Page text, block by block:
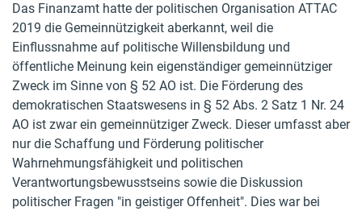
Das Finanzamt hatte der politischen Organisation ATTAC
2019 die Gemeinnützigkeit aberkannt, weil die
Einflussnahme auf politische Willensbildung und
öffentliche Meinung kein eigenständiger gemeinnütziger
Zweck im Sinne von § 52 AO ist. Die Förderung des
demokratischen Staatswesens in § 52 Abs. 2 Satz 1 Nr. 24
AO ist zwar ein gemeinnütziger Zweck. Dieser umfasst aber
nur die Schaffung und Förderung politischer
Wahrnehmungsfähigkeit und politischen
Verantwortungsbewusstseins sowie die Diskussion
politischer Fragen "in geistiger Offenheit". Dies war bei